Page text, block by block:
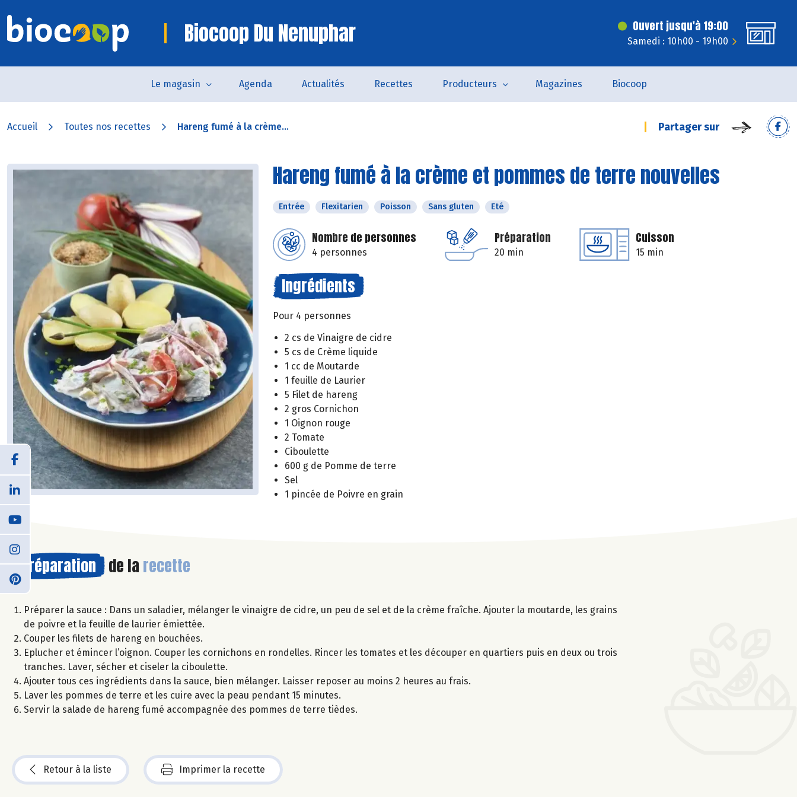
Biocoop Du Nenuphar Ouvert jusqu'à 19:00
Samedi : 10h00 - 19h00
Le magasin Agenda Actualités Recettes Producteurs Magazines Biocoop
Accueil Toutes nos recettes Hareng fumé à la crème... Partager sur
Hareng fumé à la crème et pommes de terre nouvelles
Entrée Flexitarien Poisson Sans gluten Eté
Nombre de personnes
4 personnes
Préparation
20 min
Cuisson
15 min
Ingrédients
Pour 4 personnes
2 cs de Vinaigre de cidre
5 cs de Crème liquide
1 cc de Moutarde
1 feuille de Laurier
5 Filet de hareng
2 gros Cornichon
1 Oignon rouge
2 Tomate
Ciboulette
600 g de Pomme de terre
Sel
1 pincée de Poivre en grain
Préparation de la recette
Préparer la sauce : Dans un saladier, mélanger le vinaigre de cidre, un peu de sel et de la crème fraîche. Ajouter la moutarde, les grains
de poivre et la feuille de laurier émiettée.
Couper les filets de hareng en bouchées.
Eplucher et émincer l’oignon. Couper les cornichons en rondelles. Rincer les tomates et les découper en quartiers puis en deux ou trois
tranches. Laver, sécher et ciseler la ciboulette.
Ajouter tous ces ingrédients dans la sauce, bien mélanger. Laisser reposer au moins 2 heures au frais.
Laver les pommes de terre et les cuire avec la peau pendant 15 minutes.
Servir la salade de hareng fumé accompagnée des pommes de terre tièdes.
Retour à la liste Imprimer la recette